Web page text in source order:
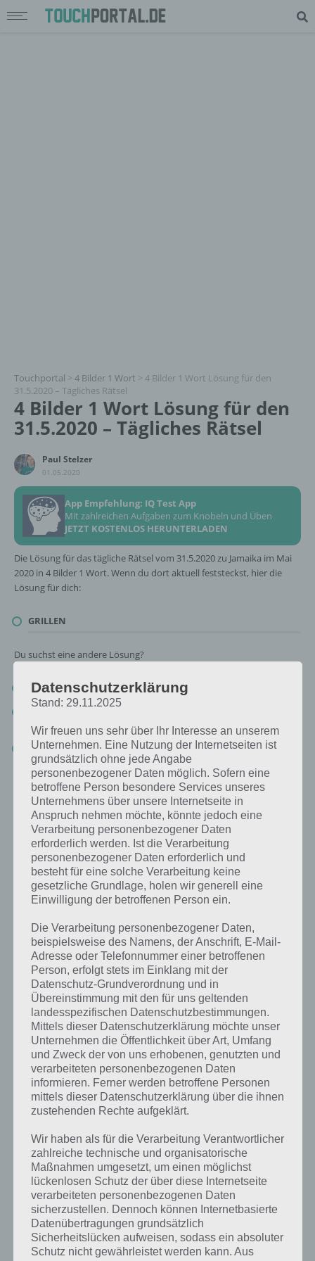
Touchportal > 4 Bilder 1 Wort > 4 Bilder 1 Wort Lösung für den
31.5.2020 – Tägliches Rätsel
4 Bilder 1 Wort Lösung für den
31.5.2020 – Tägliches Rätsel
Paul Stelzer
01.05.2020
App Empfehlung: IQ Test App
Mit zahlreichen Aufgaben zum Knobeln und Üben
JETZT KOSTENLOS HERUNTERLADEN
Die Lösung für das tägliche Rätsel vom 31.5.2020 zu Jamaika im Mai
2020 in 4 Bilder 1 Wort. Wenn du dort aktuell feststeckst, hier die
Lösung für dich:
GRILLEN
Du suchst eine andere Lösung?
Tägliches BONUS Rätsel: Zur Lösung vom 31.5.2020
31.5.2019, als Lösung gesucht war
Zur Übersicht:4 Bilder 1 Wort Lösungen zu Jamaika im Mai 2020
Grillen
Grillen ist die Lösung für das tägliche Rätsel am 31.5.2020 in 4 Bilder 1
Wort, doch welche Bedeutung hat dieses eigentlich und was gibt es
dazu zu wissen? Passt das Wort auch zu Jamaika? Zu bestimmten
Lösungen präsentieren wir daher auch immer eine kurze
Begriffserklärung!
Datenschutzerklärung
Stand: 29.11.2025
Wir freuen uns sehr über Ihr Interesse an unserem
Unternehmen. Eine Nutzung der Internetseiten ist
grundsätzlich ohne jede Angabe
personenbezogener Daten möglich. Sofern eine
betroffene Person besondere Services unseres
Unternehmens über unsere Internetseite in
Anspruch nehmen möchte, könnte jedoch eine
Verarbeitung personenbezogener Daten
erforderlich werden. Ist die Verarbeitung
personenbezogener Daten erforderlich und
besteht für eine solche Verarbeitung keine
gesetzliche Grundlage, holen wir generell eine
Einwilligung der betroffenen Person ein.
Die Verarbeitung personenbezogener Daten,
beispielsweise des Namens, der Anschrift, E-Mail-
Adresse oder Telefonnummer einer betroffenen
Person, erfolgt stets im Einklang mit der
Datenschutz-Grundverordnung und in
Übereinstimmung mit den für uns geltenden
landesspezifischen Datenschutzbestimmungen.
Mittels dieser Datenschutzerklärung möchte unser
Unternehmen die Öffentlichkeit über Art, Umfang
und Zweck der von uns erhobenen, genutzten und
verarbeiteten personenbezogenen Daten
informieren. Ferner werden betroffene Personen
mittels dieser Datenschutzerklärung über die ihnen
zustehenden Rechte aufgeklärt.
Wir haben als für die Verarbeitung Verantwortlicher
zahlreiche technische und organisatorische
Maßnahmen umgesetzt, um einen möglichst
lückenlosen Schutz der über diese Internetseite
verarbeiteten personenbezogenen Daten
sicherzustellen. Dennoch können Internetbasierte
Datenübertragungen grundsätzlich
Sicherheitslücken aufweisen, sodass ein absoluter
Schutz nicht gewährleistet werden kann. Aus